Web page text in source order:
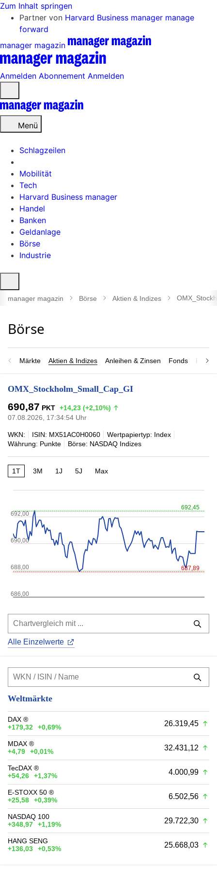
Zum Inhalt springen
Partner von Harvard Business manager manage
forward
manager magazin
Anmelden Abonnement Anmelden
öffnen
Menü
Schlagzeilen
Mobilität
Tech
Harvard Business manager
Handel
Banken
Geldanlage
Börse
Industrie
öffnen
manager magazin Börse Aktien & Indizes
Märkte Aktien & Indizes Anleihen & Zinsen Fonds
OMX_Stockholm_Small_Cap_GI
690,87 PKT +14,23 (+2,10%)
07.08.2026, 17:34:54 Uhr
WKN: ISIN: MX51AC0H0060
Wertpapiertyp: Index
Währung: Punkte
Börse: NASDAQ Indizes
1T 3M 1J 5J Max
692,45
687,89
686,00
688,00
690,00
692,00
Alle Einzelwerte
Weltmärkte
DAX ®
+179,32
+0,69% 26.319,45
MDAX ®
+4,79
+0,01% 32.431,12
TecDAX ®
+54,26
+1,37% 4.000,99
E-STOXX 50 ®
+25,58
+0,39% 6.502,56
NASDAQ 100
+348,97
+1,19% 29.722,30
HANG SENG
+136,03
+0,53% 25.668,03